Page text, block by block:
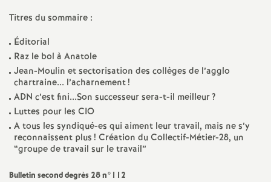
o
n
a
Titres du sommaire :
Éditorial
Raz le bol à Anatole
Jean-Moulin et sectorisation des collèges de l’agglo
chartraine... l’acharnement!
ADN c’est fini...Son successeur sera-t-il meilleur?
Luttes pour les CIO
A tous les syndiqué-es qui aiment leur travail, mais ne s’y
reconnaissent plus ! Création du Collectif-Métier-28, un
“groupe de travail sur le travail”
Bulletin second degrès 28 n°112